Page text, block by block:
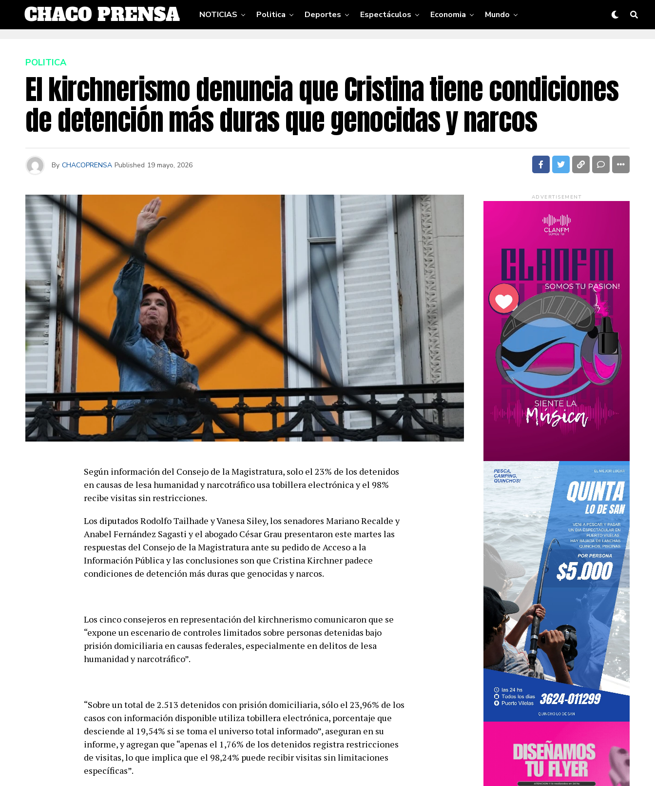
NOTICIAS Politica Deportes Espectáculos Economia Mundo
POLITICA
El kirchnerismo denuncia que Cristina tiene condiciones
de detención más duras que genocidas y narcos
By CHACOPRENSA Published 19 mayo, 2026
Según información del Consejo de la Magistratura, solo el 23% de los detenidos
en causas de lesa humanidad y narcotráfico usa tobillera electrónica y el 98%
recibe visitas sin restricciones.
Los diputados Rodolfo Tailhade y Vanesa Siley, los senadores Mariano Recalde y
Anabel Fernández Sagasti y el abogado César Grau presentaron este martes las
respuestas del Consejo de la Magistratura ante su pedido de Acceso a la
Información Pública y las conclusiones son que Cristina Kirchner padece
condiciones de detención más duras que genocidas y narcos.
Los cinco consejeros en representación del kirchnerismo comunicaron que se
“expone un escenario de controles limitados sobre personas detenidas bajo
prisión domiciliaria en causas federales, especialmente en delitos de lesa
humanidad y narcotráfico”.
“Sobre un total de 2.513 detenidos con prisión domiciliaria, sólo el 23,96% de los
casos con información disponible utiliza tobillera electrónica, porcentaje que
desciende al 19,54% si se toma el universo total informado”, aseguran en su
informe, y agregan que “apenas el 1,76% de los detenidos registra restricciones
de visitas, lo que implica que el 98,24% puede recibir visitas sin limitaciones
específicas”.
ADVERTISEMENT